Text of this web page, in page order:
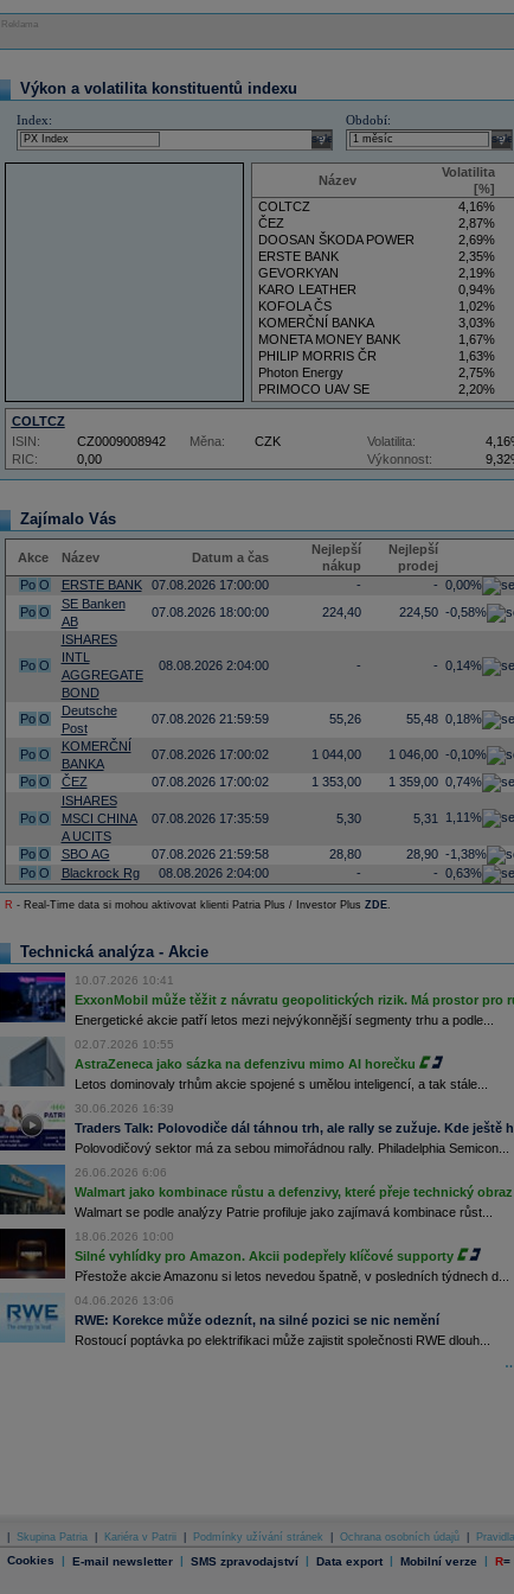
Reklama
Výkon a volatilita konstituentů indexu
Index:
select
Období:
Název
Volatilita
[%]
COLTCZ
4,16%
ČEZ
2,87%
DOOSAN ŠKODA POWER
2,69%
ERSTE BANK
2,35%
GEVORKYAN
2,19%
KARO LEATHER
0,94%
KOFOLA ČS
1,02%
KOMERČNÍ BANKA
3,03%
MONETA MONEY BANK
1,67%
PHILIP MORRIS ČR
1,63%
Photon Energy
2,75%
PRIMOCO UAV SE
2,20%
VIG
4,34%
COLTCZ
RIC: 0,00
ISIN: CZ0009008942 Měna: CZK Volatilita:
Výkonnost:
Zajímalo Vás
Akce Název Datum a čas
Nejlepší
nákup
Nejlepší
prodej
Po O ERSTE BANK 07.08.2026 17:00:00 - - 0,00%
Po O
SE Banken
AB
07.08.2026 18:00:00 224,40 224,50 -0,58%
Po O
ISHARES
INTL
AGGREGATE
BOND
08.08.2026 2:04:00 - - 0,14%
Po O
Deutsche
Post
07.08.2026 21:59:59 55,26 55,48 0,18%
Po O
KOMERČNÍ
BANKA
07.08.2026 17:00:02 1 044,00 1 046,00 -0,10%
Po O ČEZ 07.08.2026 17:00:02 1 353,00 1 359,00 0,74%
Po O
ISHARES
MSCI CHINA
A UCITS
07.08.2026 17:35:59 5,30 5,31 1,11%
Po O SBO AG 07.08.2026 21:59:58 28,80 28,90 -1,38%
Po O Blackrock Rg 08.08.2026 2:04:00 - - 0,63%
R - Real-Time data si mohou aktivovat klienti Patria Plus / Investor Plus ZDE.
Technická analýza - Akcie
10.07.2026 10:41
ExxonMobil může těžit z návratu geopolitických rizik. Má prostor pro
Energetické akcie patří letos mezi nejvýkonnější segmenty trhu a podle...
02.07.2026 10:55
AstraZeneca jako sázka na defenzivu mimo AI horečku
Letos dominovaly trhům akcie spojené s umělou inteligencí, a tak stále...
30.06.2026 16:39
Traders Talk: Polovodiče dál táhnou trh, ale rally se zužuje. Kde ještě
Polovodičový sektor má za sebou mimořádnou rally. Philadelphia Semicon...
26.06.2026 6:06
Walmart jako kombinace růstu a defenzivy, které přeje technický obraz
Walmart se podle analýzy Patrie profiluje jako zajímavá kombinace růst...
18.06.2026 10:00
Silné vyhlídky pro Amazon. Akcii podepřely klíčové supporty
Přestože akcie Amazonu si letos nevedou špatně, v posledních týdnech d...
04.06.2026 13:06
RWE: Korekce může odeznít, na silné pozici se nic nemění
Rostoucí poptávka po elektrifikaci může zajistit společnosti RWE dlouh...
Skupina Patria Kariéra v Patrii Podmínky užívání stránek Ochrana osobních údajů
Cookies | E-mail newsletter | SMS zpravodajství | Data export | Mobilní verze | R=